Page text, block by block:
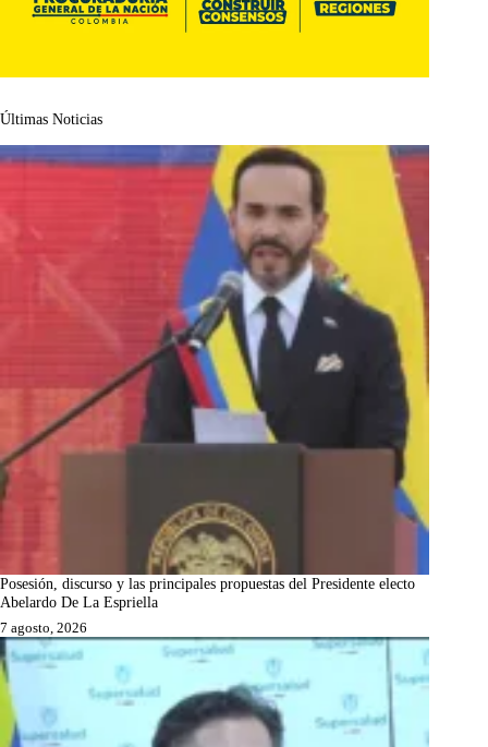
Últimas Noticias
Posesión, discurso y las principales propuestas del Presidente electo
Abelardo De La Espriella
7 agosto, 2026